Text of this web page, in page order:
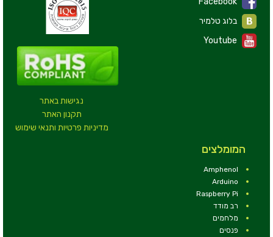
נגישות באתר
תקנון האתר
מדיניות פרטיות ותנאי שימוש
Youtube
המומלצים
Amphenol
Arduino
Raspberry Pi
רב מודד
מלחמים
פנסים